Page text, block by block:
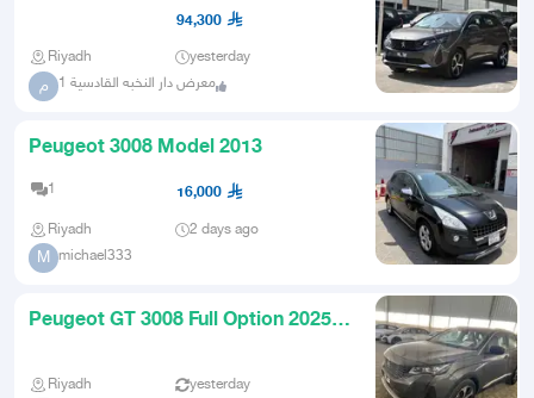
94,300
Riyadh yesterday
م معرض دار النخبه القادسية 1
Peugeot 3008 Model 2013
1 16,000
Riyadh 2 days ago
M michael333
Peugeot GT 3008 Full Option 2025
Riyadh yesterday